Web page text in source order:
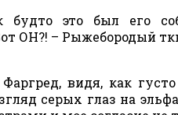
это был его
ОН?! – Рыжебородый
видя, как
серых глаз на